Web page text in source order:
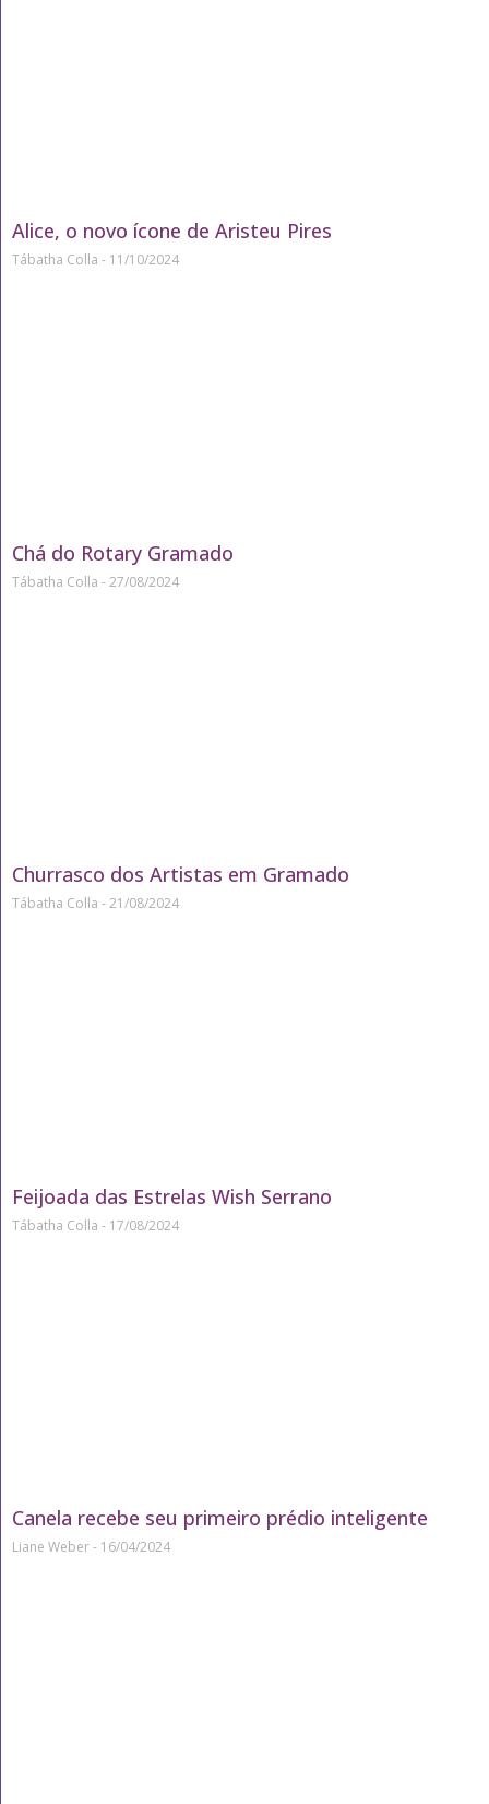
Alice, o novo ícone de Aristeu Pires
Tábatha Colla 11/10/2024
Chá do Rotary Gramado
Tábatha Colla 27/08/2024
Churrasco dos Artistas em Gramado
Tábatha Colla 21/08/2024
Feijoada das Estrelas Wish Serrano
Tábatha Colla 17/08/2024
Canela recebe seu primeiro prédio inteligente
Liane Weber 16/04/2024